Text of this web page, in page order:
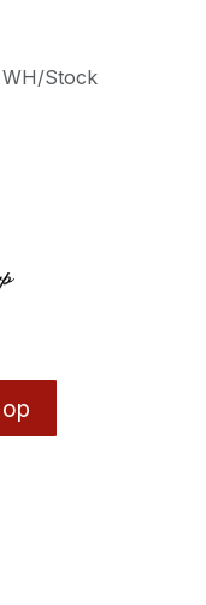
WH/Stock